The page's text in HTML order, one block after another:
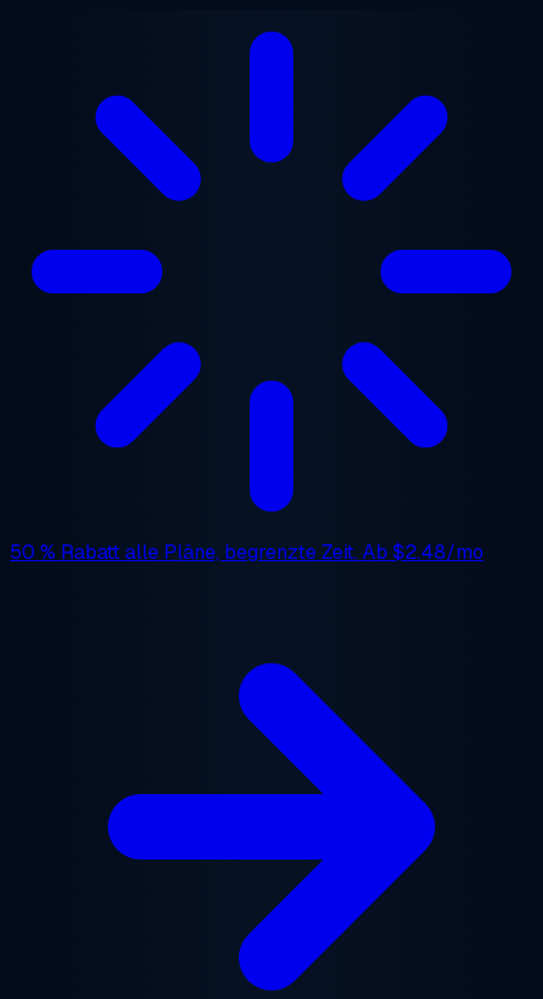
50 % Rabattalle Pläne, begrenzte Zeit. Ab $2.48/mo